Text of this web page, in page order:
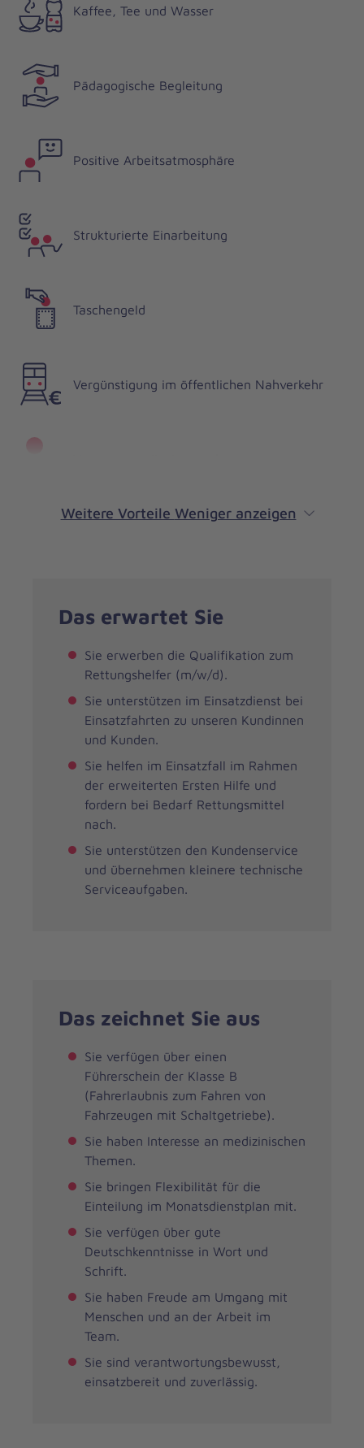
Kaffee, Tee und Wasser
Pädagogische Begleitung
Positive Arbeitsatmosphäre
Strukturierte Einarbeitung
Taschengeld
Vergünstigung im öffentlichen Nahverkehr
Weitere Vorteile Weniger anzeigen
Das erwartet Sie
Sie erwerben die Qualifikation zum
Rettungshelfer (m/w/d).
Sie unterstützen im Einsatzdienst bei
Einsatzfahrten zu unseren Kundinnen
und Kunden.
Sie helfen im Einsatzfall im Rahmen
der erweiterten Ersten Hilfe und
fordern bei Bedarf Rettungsmittel
nach.
Sie unterstützen den Kundenservice
und übernehmen kleinere technische
Serviceaufgaben.
Das zeichnet Sie aus
Sie verfügen über einen
Führerschein der Klasse B
(Fahrerlaubnis zum Fahren von
Fahrzeugen mit Schaltgetriebe).
Sie haben Interesse an medizinischen
Themen.
Sie bringen Flexibilität für die
Einteilung im Monatsdienstplan mit.
Sie verfügen über gute
Deutschkenntnisse in Wort und
Schrift.
Sie haben Freude am Umgang mit
Menschen und an der Arbeit im
Team.
Sie sind verantwortungsbewusst,
einsatzbereit und zuverlässig.